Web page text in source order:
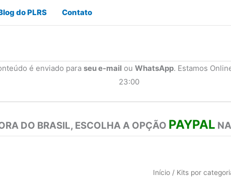
do PLRS Contato
é enviado para seu e-mail ou WhatsApp. Estamos
23:00
DO BRASIL, ESCOLHA A OPÇÃO PAYPAL
Início / Kits por